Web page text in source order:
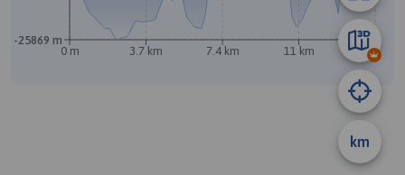
km
0 m 3.7 km 7.4 km 11 km 14 km
-25869 m